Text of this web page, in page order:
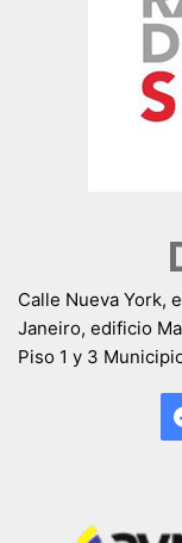
Calle Nueva York,
Janeiro, edificio
Piso 1 y 3